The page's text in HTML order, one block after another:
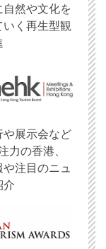
自然や文化を
いく再生型観
や展示会など
力の香港、
注目のニュ
介